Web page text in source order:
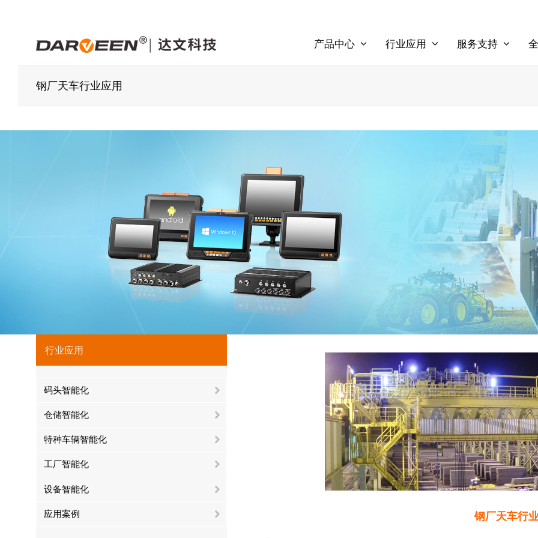
产品中心 行业应用 服务支持
钢厂天车行业应用
钢厂天车行
行业应用
码头智能化
仓储智能化
特种车辆智能化
工厂智能化
设备智能化
应用案例